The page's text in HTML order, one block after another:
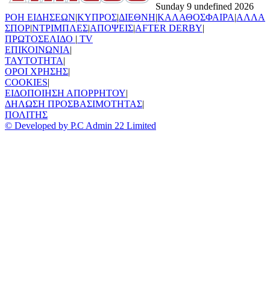
Sunday 9 undefined 2026
ΡΟΗ ΕΙΔΗΣΕΩΝ|ΚΥΠΡΟΣ|ΔΙΕΘΝΗ|ΚΑΛΑΘΟΣΦΑΙΡΑ|ΑΛΛΑ
ΣΠΟΡ|ΝΤΡΙΜΠΛΕΣ|ΑΠΟΨΕΙΣ|AFTER DERBY|
ΠΡΩΤΟΣΕΛΙΔΟ | TV
ΕΠΙΚΟΙΝΩΝΙΑ|
TAYTOTHTA|
ΟΡΟΙ ΧΡΗΣΗΣ|
COOKIES|
ΕΙΔΟΠΟΙΗΣΗ ΑΠΟΡΡΗΤΟΥ|
ΔΗΛΩΣΗ ΠΡΟΣΒΑΣΙΜΟΤΗΤΑΣ|
ΠΟΛΙΤΗΣ
© Developed by P.C Admin 22 Limited